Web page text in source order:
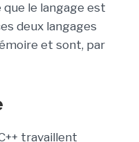
le langage est
deux langages
et sont, par
travaillent